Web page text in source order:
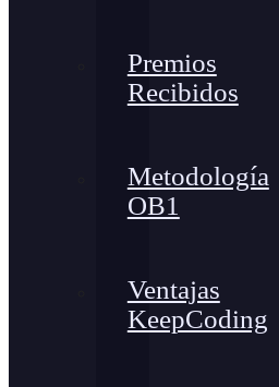
Premios
Recibidos
Metodología
OB1
Ventajas
KeepCoding